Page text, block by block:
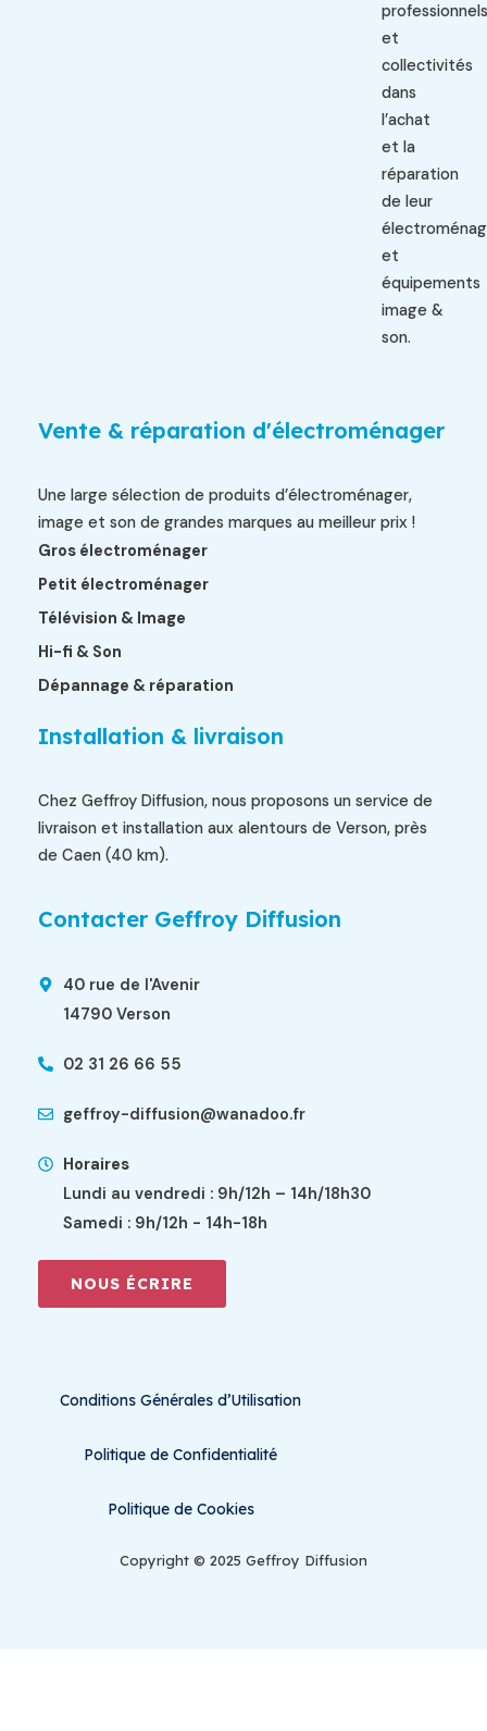
professionnels
et
collectivités
dans
l’achat
et la
réparation
de leur
et
équipements
image &
son.
Vente & réparation d'électroménager
Une large sélection de produits d’électroménager,
image et son de grandes marques au meilleur prix !
Gros électroménager
Petit électroménager
Télévision & Image
Hi-fi & Son
Dépannage & réparation
Installation & livraison
Chez Geffroy Diffusion, nous proposons un service de
livraison et installation aux alentours de Verson, près
de Caen (40 km).
Contacter Geffroy Diffusion
40 rue de l'Avenir
14790 Verson
02 31 26 66 55
geffroy-diffusion@wanadoo.fr
Horaires
Lundi au vendredi : 9h/12h – 14h/18h30
Samedi : 9h/12h - 14h-18h
NOUS ÉCRIRE
Conditions Générales d’Utilisation
Politique de Confidentialité
Politique de Cookies
Copyright © 2025 Geffroy Diffusion